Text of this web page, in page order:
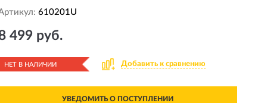
610201U
499 руб.
НЕТ В НАЛИЧИИ Добавить к сравнению
УВЕДОМИТЬ О ПОСТУПЛЕНИИ